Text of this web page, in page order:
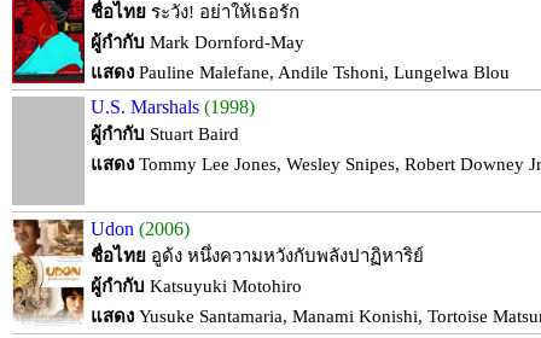
ชื่อไทย ระวัง! อย่าให้เธอรัก
ผู้กำกับ Mark Dornford-May
แสดง Pauline Malefane, Andile Tshoni, Lungelwa Blou
U.S. Marshals (1998)
ผู้กำกับ Stuart Baird
แสดง Tommy Lee Jones, Wesley Snipes, Robert Downey
Udon (2006)
ชื่อไทย อูด้ง หนึ่งความหวังกับพลังปาฏิหาริย์
ผู้กำกับ Katsuyuki Motohiro
แสดง Yusuke Santamaria, Manami Konishi, Tortoise